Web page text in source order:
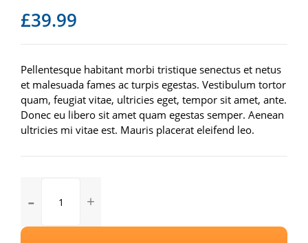
£39.99
Pellentesque habitant morbi tristique senectus et netus
et malesuada fames ac turpis egestas. Vestibulum tortor
quam, feugiat vitae, ultricies eget, tempor sit amet, ante.
Donec eu libero sit amet quam egestas semper. Aenean
ultricies mi vitae est. Mauris placerat eleifend leo.
Shock
Strut